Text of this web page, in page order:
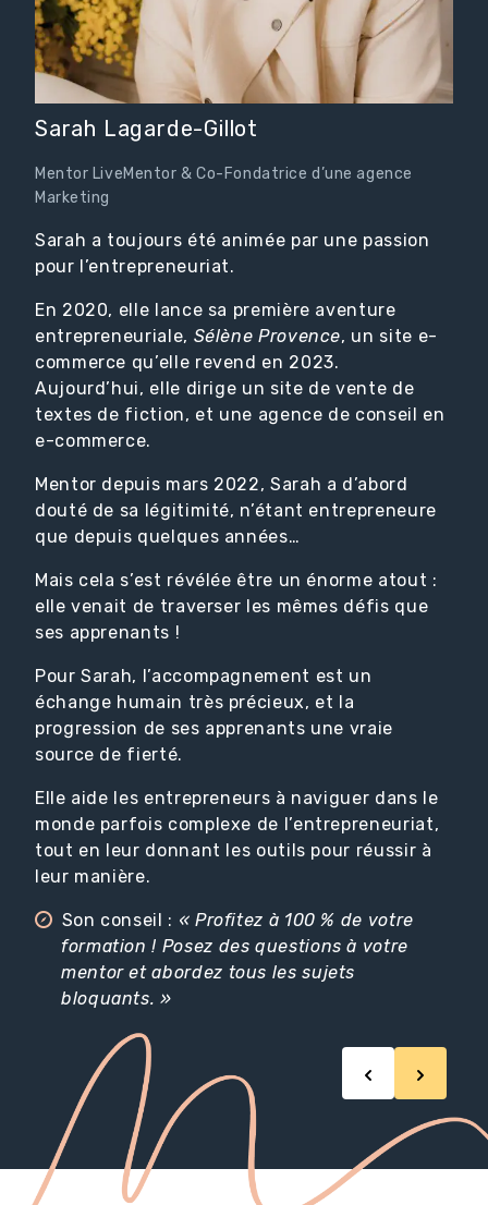
Sarah Lagarde-Gillot
Mentor LiveMentor & Co-Fondatrice d’une agence
Marketing
Sarah a toujours été animée par une passion
pour l’entrepreneuriat.
En 2020, elle lance sa première aventure
entrepreneuriale, Sélène Provence, un site e-
commerce qu’elle revend en 2023.
Aujourd’hui, elle dirige un site de vente de
textes de fiction, et une agence de conseil en
e-commerce.
Mentor depuis mars 2022, Sarah a d’abord
douté de sa légitimité, n’étant entrepreneure
que depuis quelques années…
Mais cela s’est révélée être un énorme atout :
elle venait de traverser les mêmes défis que
ses apprenants !
Pour Sarah, l’accompagnement est un
échange humain très précieux, et la
progression de ses apprenants une vraie
source de fierté.
Elle aide les entrepreneurs à naviguer dans le
monde parfois complexe de l’entrepreneuriat,
tout en leur donnant les outils pour réussir à
leur manière.
Son conseil : « Profitez à 100 % de votre
formation ! Posez des questions à votre
mentor et abordez tous les sujets
bloquants. »